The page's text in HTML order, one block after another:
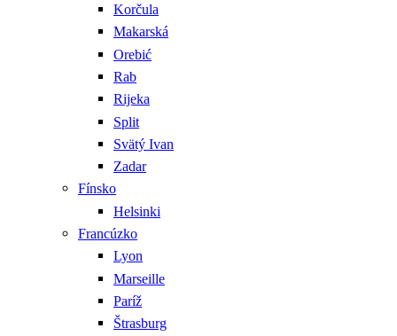
Korčula
Makarská
Orebić
Rab
Rijeka
Split
Svätý Ivan
Zadar
Fínsko
Helsinki
Francúzko
Lyon
Marseille
Paríž
Štrasburg